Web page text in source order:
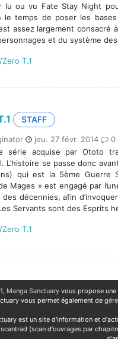
lu ou vu Fate Stay Night
le temps de poser les
assez largement consacré
et du système
T.1
STAFF
jeu. 27 févr. 2014
0
série acquise par Ototo
L’histoire se passe donc
qui est la 5ème Guerre
Mages » est engagé par
décennies, afin
Servants sont des Esprits
T.1
Manga Sanctuary vous propose une
vous permet également de
est un site d'information et
(scan d'ouvrages par